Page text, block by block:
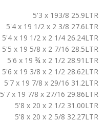
5'3 x 193/8 25.9LTR
5'4 x 19 1/2 x 2 3/8 27.6LTR
5'4 x 19 1/2 x 2 1/4 26.24LTR
5'5 x 19 5/8 x 2 7/16 28.5LTR
5'6 x 19 ¾ x 2 1/2 28.91LTR
5'6 x 19 3/8 x 2 1/2 28.62LTR
5'7 x 19 7/8 x 29/16 31.2LTR
5'7 x 19 7/8 x 27/16 29.86LTR
5'8 x 20 x 2 1/2 31.00LTR
5'8 x 20 x 2 5/8 32.27LTR